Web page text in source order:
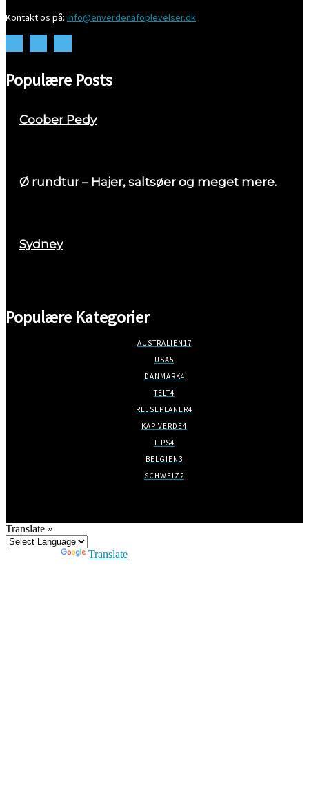
Kontakt os på: info@enverdenafoplevelser.dk
Populære Posts
Coober Pedy
Ø rundtur – Hajer, saltsøer og meget mere.
Sydney
Populære Kategorier
AUSTRALIEN17
USA5
DANMARK4
TELT4
REJSEPLANER4
KAP VERDE4
TIPS4
BELGIEN3
SCHWEIZ2
Translate »
Translate